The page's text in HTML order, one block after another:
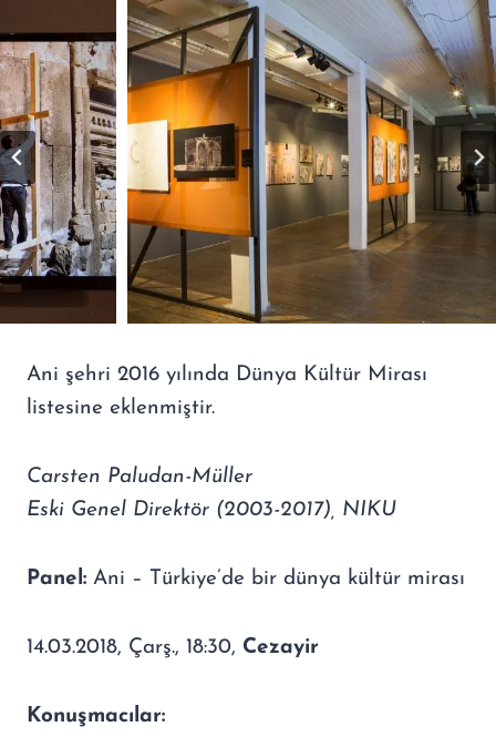
Ani şehri 2016 yılında Dünya Kültür Mirası
listesine eklenmiştir.
Carsten Paludan-Müller
Eski Genel Direktör (2003-2017), NIKU
Panel: Ani – Türkiye’de bir dünya kültür mirası
14.03.2018, Çarş., 18:30, Cezayir
Konuşmacılar: